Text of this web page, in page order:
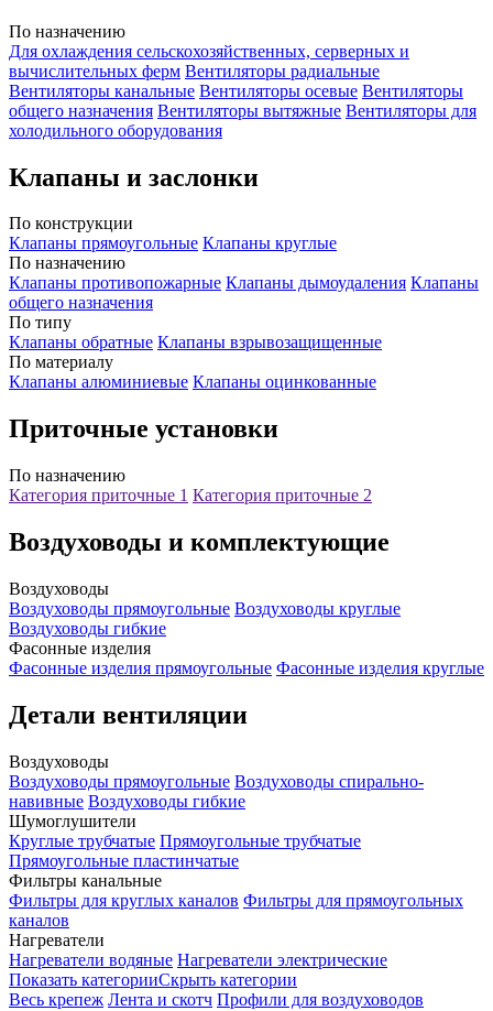
По назначению
Для охлаждения сельскохозяйственных, серверных и
вычислительных ферм Вентиляторы радиальные
Вентиляторы канальные Вентиляторы осевые Вентиляторы
общего назначения Вентиляторы вытяжные Вентиляторы для
холодильного оборудования
Клапаны и заслонки
По конструкции
Клапаны прямоугольные Клапаны круглые
По назначению
Клапаны противопожарные Клапаны дымоудаления Клапаны
общего назначения
По типу
Клапаны обратные Клапаны взрывозащищенные
По материалу
Клапаны алюминиевые Клапаны оцинкованные
Приточные установки
По назначению
Категория приточные 1 Категория приточные 2
Воздуховоды и комплектующие
Воздуховоды
Воздуховоды прямоугольные Воздуховоды круглые
Воздуховоды гибкие
Фасонные изделия
Фасонные изделия прямоугольные Фасонные изделия круглые
Детали вентиляции
Воздуховоды
Воздуховоды прямоугольные Воздуховоды спирально-
навивные Воздуховоды гибкие
Шумоглушители
Круглые трубчатые Прямоугольные трубчатые
Прямоугольные пластинчатые
Фильтры канальные
Фильтры для круглых каналов Фильтры для прямоугольных
каналов
Нагреватели
Нагреватели водяные Нагреватели электрические
Показать категорииСкрыть категории
Весь крепеж Лента и скотч Профили для воздуховодов